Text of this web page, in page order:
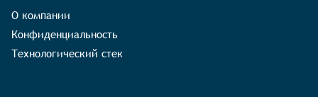
О компании
Конфиденциальность
Технологический стек